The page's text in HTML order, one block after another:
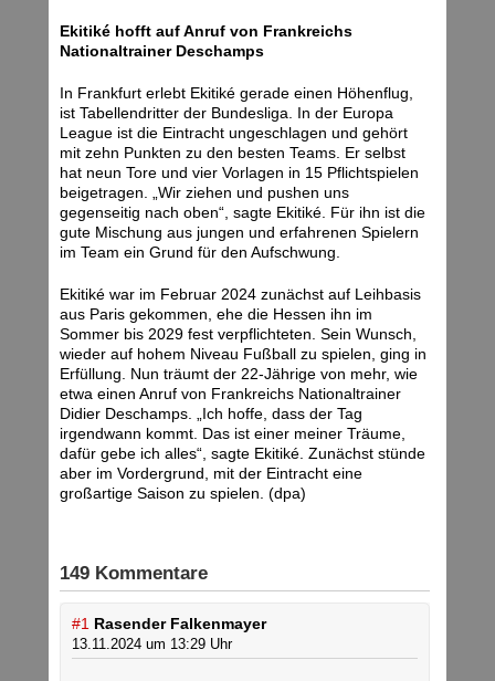
Ekitiké hofft auf Anruf von Frankreichs
Nationaltrainer Deschamps
In Frankfurt erlebt Ekitiké gerade einen Höhenflug,
ist Tabellendritter der Bundesliga. In der Europa
League ist die Eintracht ungeschlagen und gehört
mit zehn Punkten zu den besten Teams. Er selbst
hat neun Tore und vier Vorlagen in 15 Pflichtspielen
beigetragen. „Wir ziehen und pushen uns
gegenseitig nach oben“, sagte Ekitiké. Für ihn ist die
gute Mischung aus jungen und erfahrenen Spielern
im Team ein Grund für den Aufschwung.
Ekitiké war im Februar 2024 zunächst auf Leihbasis
aus Paris gekommen, ehe die Hessen ihn im
Sommer bis 2029 fest verpflichteten. Sein Wunsch,
wieder auf hohem Niveau Fußball zu spielen, ging in
Erfüllung. Nun träumt der 22-Jährige von mehr, wie
etwa einen Anruf von Frankreichs Nationaltrainer
Didier Deschamps. „Ich hoffe, dass der Tag
irgendwann kommt. Das ist einer meiner Träume,
dafür gebe ich alles“, sagte Ekitiké. Zunächst stünde
aber im Vordergrund, mit der Eintracht eine
großartige Saison zu spielen. (dpa)
149 Kommentare
#1 Rasender Falkenmayer
13.11.2024 um 13:29 Uhr